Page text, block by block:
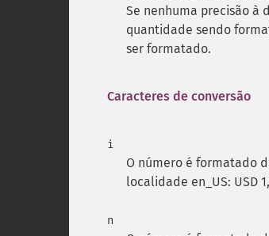
Se nenhuma precisão
quantidade sendo
ser formatado.
Caracteres de conversão
i
O número é formatado
localidade en_US: USD
n